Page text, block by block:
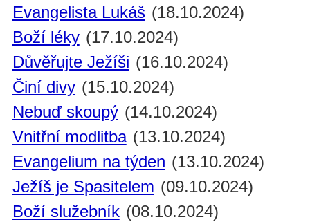
Evangelista Lukáš (18.10.2024)
Boží léky (17.10.2024)
Důvěřujte Ježíši (16.10.2024)
Činí divy (15.10.2024)
Nebuď skoupý (14.10.2024)
Vnitřní modlitba (13.10.2024)
Evangelium na týden (13.10.2024)
Ježíš je Spasitelem (09.10.2024)
Boží služebník (08.10.2024)